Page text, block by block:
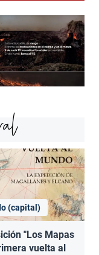
(capital)
"Los Mapas
vuelta al